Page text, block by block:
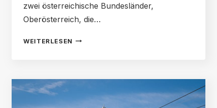
zwei österreichische Bundesländer,
Oberösterreich, die…
WEITERLESEN EINFÜHRUNG
SALZKAMMERGUT: